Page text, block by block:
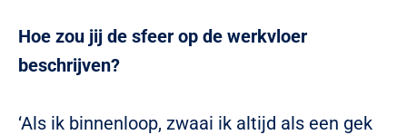
Hoe zou jij de sfeer op de werkvloer
beschrijven?
‘Als ik binnenloop, zwaai ik altijd als een gek